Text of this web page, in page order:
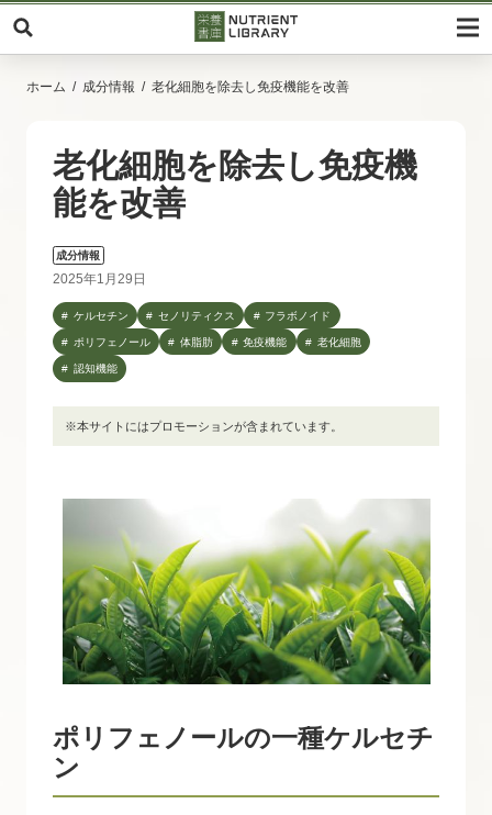
ホーム 成分情報 老化細胞を除去し免疫機能を改善
老化細胞を除去し免疫機
能を改善
成分情報
2025年1月29日
ケルセチン セノリティクス フラボノイド
ポリフェノール 体脂肪 免疫機能 老化細胞
認知機能
※本サイトにはプロモーションが含まれています。
ポリフェノールの一種ケルセチ
ン